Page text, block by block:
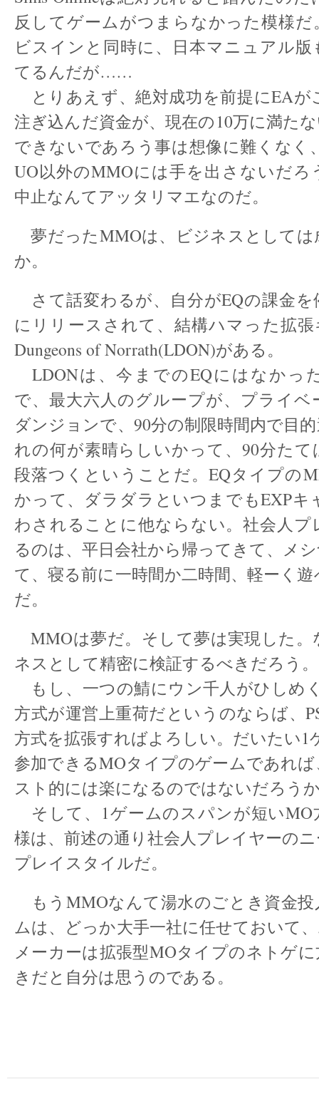
反してゲームがつまらなかった模様だ
ビスインと同時に、日本マニュアル
てるんだが……
とりあえず、絶対成功を前提にEAが
注ぎ込んだ資金が、現在の10万に満た
できないであろう事は想像に難くなく
UO以外のMMOには手を出さないだろ
中止なんてアッタリマエなのだ。
夢だったMMOは、ビジネスとしては
か。
さて話変わるが、自分がEQの課金を
にリリースされて、結構ハマった拡
Dungeons of Norrath(LDON)がある。
LDONは、今までのEQにはなかっ
で、最大六人のグループが、プライベ
ダンジョンで、90分の制限時間内で目
れの何が素晴らしいかって、90分たて
段落つくということだ。EQタイプの
かって、ダラダラといつまでもEXPキ
わされることに他ならない。社会人プ
るのは、平日会社から帰ってきて、メ
て、寝る前に一時間か二時間、軽ーく
だ。
MMOは夢だ。そして夢は実現した。
ネスとして精密に検証するべきだろう。
もし、一つの鯖にウン千人がひしめ
方式が運営上重荷だというのならば、
方式を拡張すればよろしい。だいたい1
参加できるMOタイプのゲームであれ
スト的には楽になるのではないだろう
そして、1ゲームのスパンが短いMO
様は、前述の通り社会人プレイヤーの
プレイスタイルだ。
もうMMOなんて湯水のごとき資金投
ムは、どっか大手一社に任せておいて
メーカーは拡張型MOタイプのネトゲ
きだと自分は思うのである。